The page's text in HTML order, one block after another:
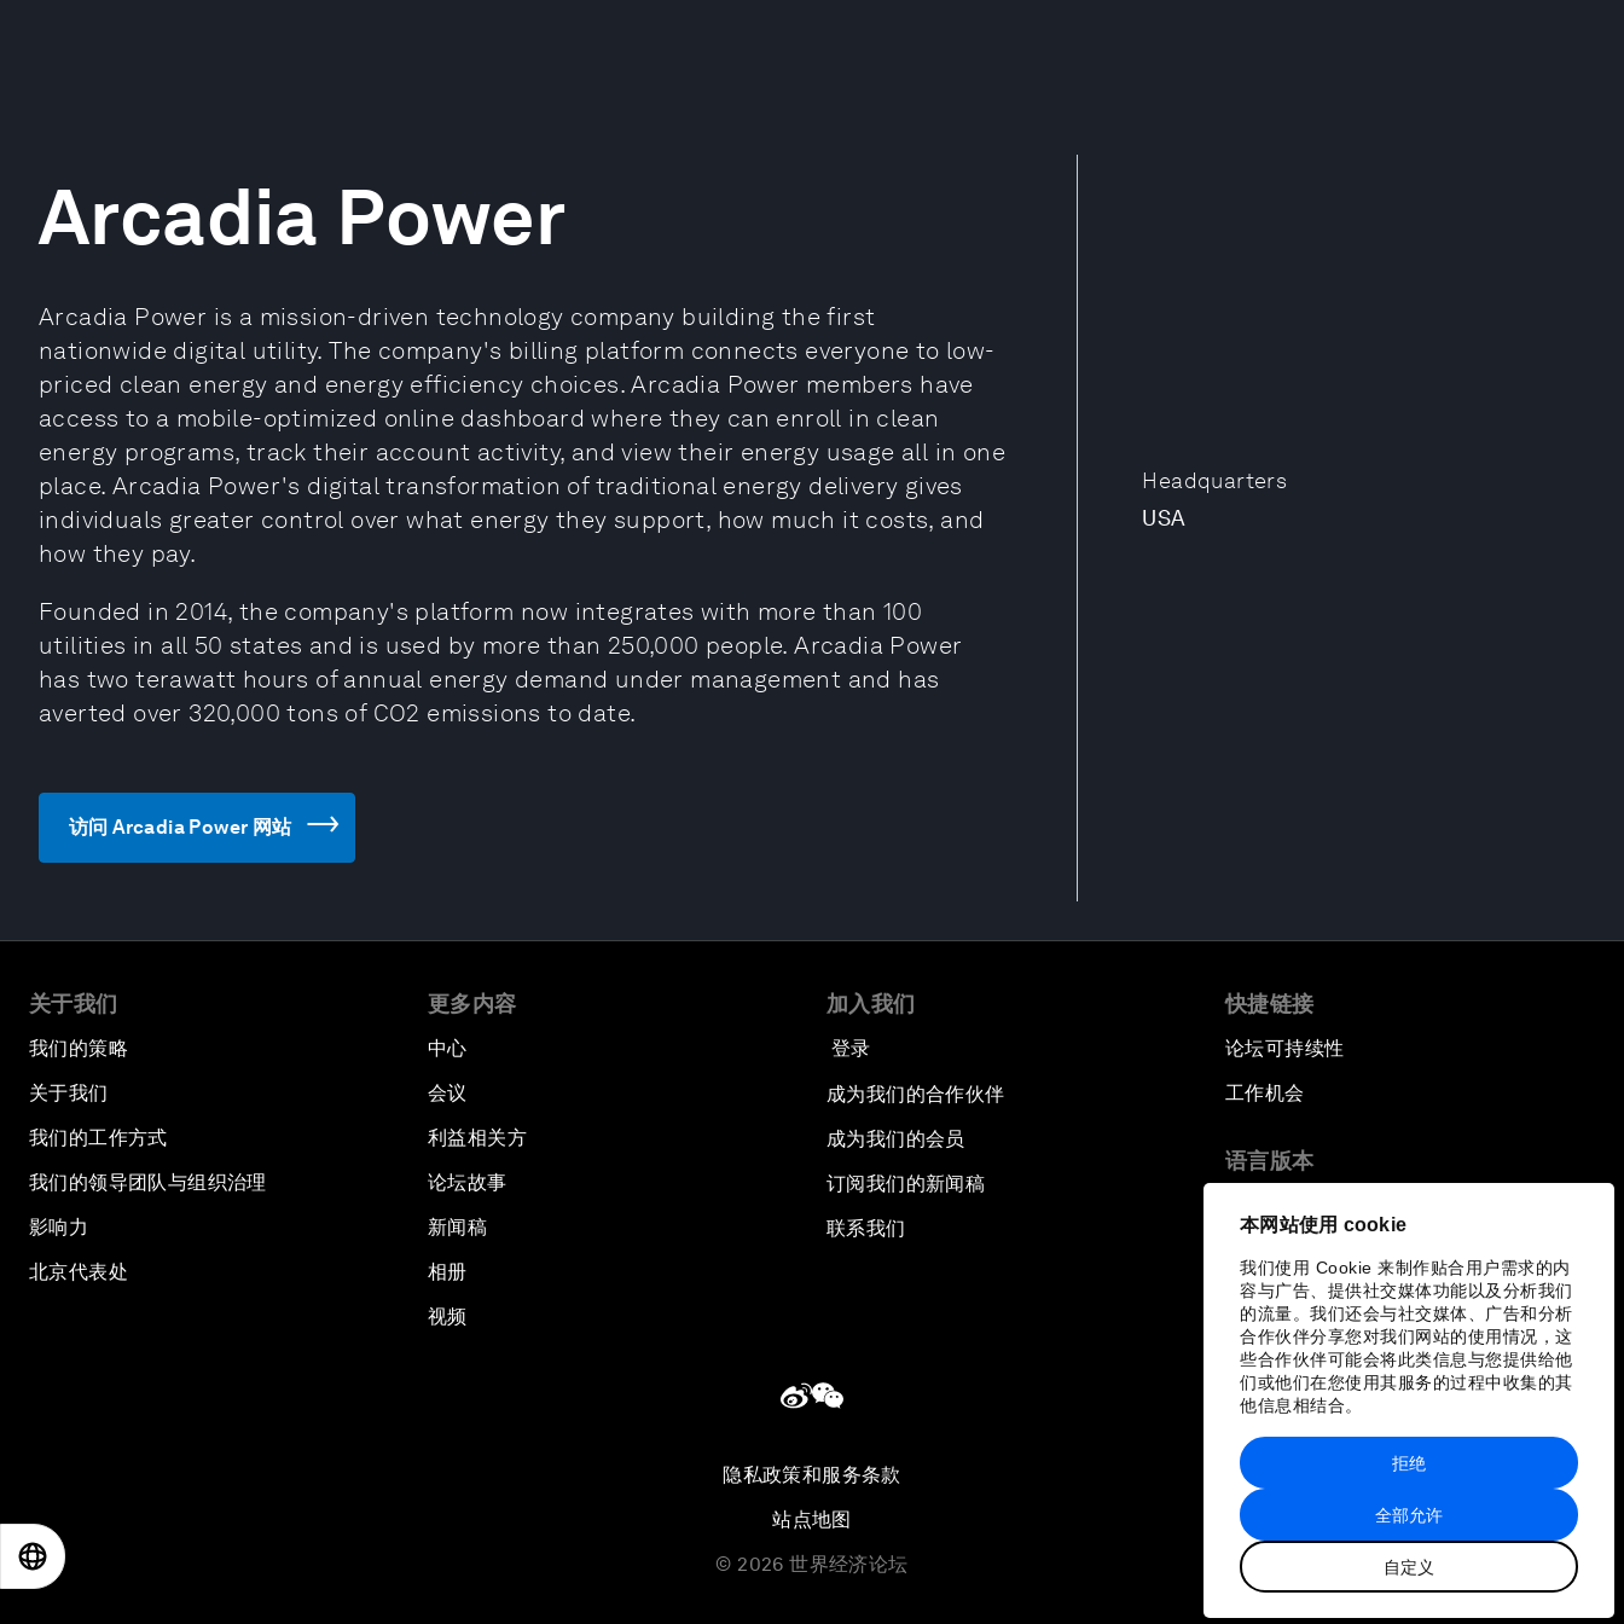
本网站使用 cookie
我们使用 Cookie 来制作贴合用户需求的内
容与广告、提供社交媒体功能以及分析我们
的流量。我们还会与社交媒体、广告和分析
合作伙伴分享您对我们网站的使用情况，这
些合作伙伴可能会将此类信息与您提供给他
们或他们在您使用其服务的过程中收集的其
他信息相结合。
全部允许
自定义
拒绝
Headquarters
USA
Arcadia Power
Arcadia Power is a mission-driven technology company building the first
nationwide digital utility. The company's billing platform connects everyone to low-
priced clean energy and energy efficiency choices. Arcadia Power members have
access to a mobile-optimized online dashboard where they can enroll in clean
energy programs, track their account activity, and view their energy usage all in one
place. Arcadia Power's digital transformation of traditional energy delivery gives
individuals greater control over what energy they support, how much it costs, and
how they pay.
Founded in 2014, the company's platform now integrates with more than 100
utilities in all 50 states and is used by more than 250,000 people. Arcadia Power
has two terawatt hours of annual energy demand under management and has
averted over 320,000 tons of CO2 emissions to date.
访问 Arcadia Power 网站
关于我们
我们的策略
关于我们
我们的工作方式
我们的领导团队与组织治理
影响力
北京代表处
更多内容
中心
会议
利益相关方
论坛故事
新闻稿
相册
视频
加入我们
登录
成为我们的合作伙伴
成为我们的会员
订阅我们的新闻稿
联系我们
快捷链接
论坛可持续性
工作机会
语言版本
隐私政策和服务条款
站点地图
© 2026 世界经济论坛